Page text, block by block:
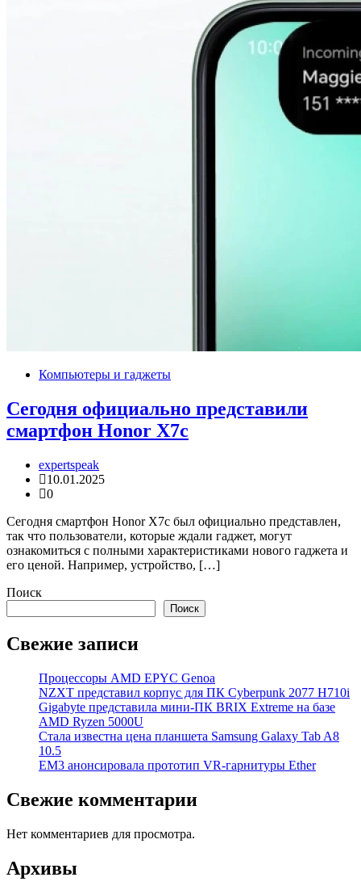
Компьютеры и гаджеты
Сегодня официально представили
смартфон Honor X7c
expertspeak
10.01.2025
0
Сегодня смартфон Honor X7c был официально представлен,
так что пользователи, которые ждали гаджет, могут
ознакомиться с полными характеристиками нового гаджета и
его ценой. Например, устройство, […]
Поиск
Поиск
Свежие записи
Процессоры AMD EPYC Genoa
NZXT представил корпус для ПК Cyberpunk 2077 H710i
Gigabyte представила мини-ПК BRIX Extreme на базе
AMD Ryzen 5000U
Стала известна цена планшета Samsung Galaxy Tab A8
10.5
EM3 анонсировала прототип VR-гарнитуры Ether
Свежие комментарии
Нет комментариев для просмотра.
Архивы